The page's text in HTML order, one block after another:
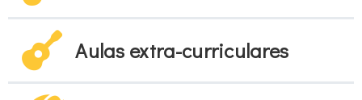
Aulas extra-curriculares